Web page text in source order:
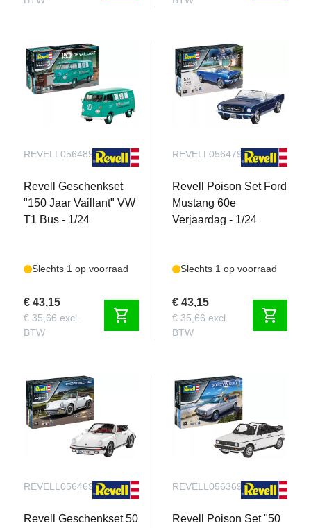
REVELL056489090
Revell Geschenkset
"150 Jaar Vaillant" VW
T1 Bus - 1/24
Slechts 1 op voorraad
€ 43,15
€ 35,66 excl.
BTW
shopping_cart
REVELL056479090
Revell Poison Set Ford
Mustang 60e
Verjaardag - 1/24
Slechts 1 op voorraad
€ 43,15
€ 35,66 excl.
BTW
shopping_cart
REVELL056469090
Revell Geschenkset 50
REVELL056369090
Revell Poison Set "50